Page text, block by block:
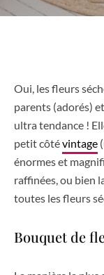
Oui, les fleurs
parents (adorés)
ultra tendance !
petit côtévintage
énormes et
raffinées, ou bien
toutes les fleurs
Bouquet de